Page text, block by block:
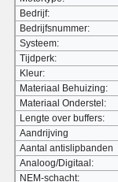
Bedrijf:
Bedrijfsnummer:
Systeem:
Tijdperk:
Kleur:
Materiaal Behuizing:
Materiaal Onderstel:
Lengte over buffers:
Aandrijving
Aantal antislipbanden
Analoog/Digitaal:
NEM-schacht: